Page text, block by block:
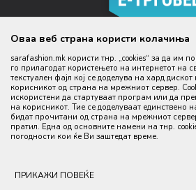
ИДЕНТИФИКАЦИСКИ БРОЈ:
КОД НА АКТИВНОСТ
47.51
Настојуваме да бидеме што попрецизни
прикажување на слики и цени, но не можеме
информации се комплетни и без грешка.
нашата понуда, но не се подразбира дека
секој момент.
Оваа веб страна користи колачиња
sarafashion.mk користи тнр. „cookies“ за да им
го прилагодат користењето на интернетот на
текстуален фајл кој се доделува на хард
корисникот од страна на мрежниот сервер.
искористени да стартуваат програм или да
на корисникот. Тие се доделуваат единствено
бидат прочитани од страна на мрежниот
пратил. Една од основните намени на тнр.
погодности кои ќе Ви заштедат време.
ПРИКАЖИ ПОВЕЌЕ